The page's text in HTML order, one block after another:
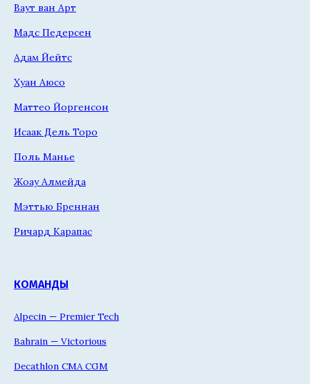
Ваут ван Арт
Мадс Педерсен
Адам Йейтс
Хуан Аюсо
Маттео Йоргенсон
Исаак Дель Торо
Поль Манье
Жоау Алмейда
Мэттью Бреннан
Ричард Карапас
КОМАНДЫ
Alpecin — Premier Tech
Bahrain — Victorious
Decathlon CMA CGM